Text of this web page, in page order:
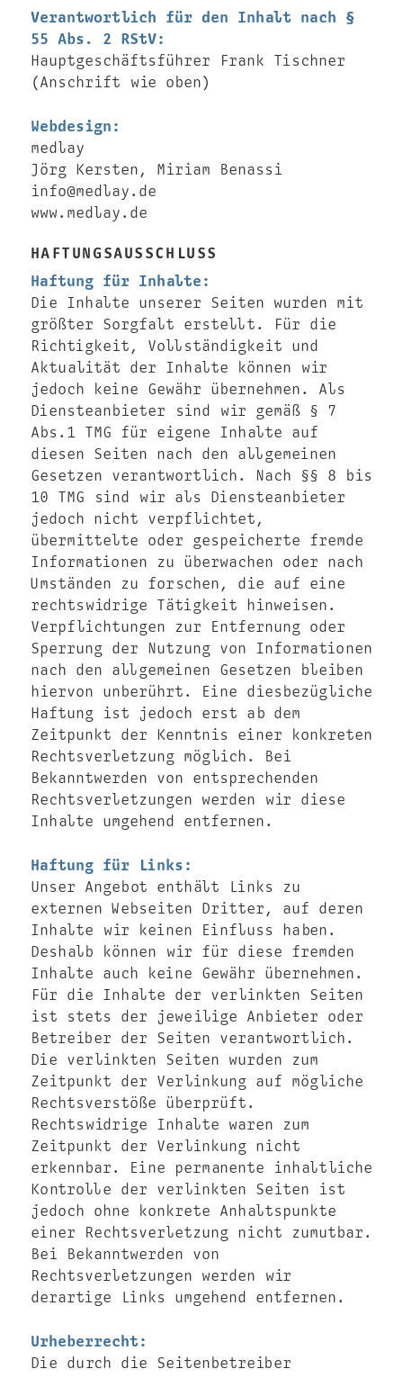
Verantwortlich für den Inhalt nach §
55 Abs. 2 RStV:
Hauptgeschäftsführer Frank Tischner
(Anschrift wie oben)
Webdesign:
medlay
Jörg Kersten, Miriam Benassi
info@medlay.de
www.medlay.de
HAFTUNGSAUSSCHLUSS
Haftung für Inhalte:
Die Inhalte unserer Seiten wurden mit
größter Sorgfalt erstellt. Für die
Richtigkeit, Vollständigkeit und
Aktualität der Inhalte können wir
jedoch keine Gewähr übernehmen. Als
Diensteanbieter sind wir gemäß § 7
Abs.1 TMG für eigene Inhalte auf
diesen Seiten nach den allgemeinen
Gesetzen verantwortlich. Nach §§ 8 bis
10 TMG sind wir als Diensteanbieter
jedoch nicht verpflichtet,
übermittelte oder gespeicherte fremde
Informationen zu überwachen oder nach
Umständen zu forschen, die auf eine
rechtswidrige Tätigkeit hinweisen.
Verpflichtungen zur Entfernung oder
Sperrung der Nutzung von Informationen
nach den allgemeinen Gesetzen bleiben
hiervon unberührt. Eine diesbezügliche
Haftung ist jedoch erst ab dem
Zeitpunkt der Kenntnis einer konkreten
Rechtsverletzung möglich. Bei
Bekanntwerden von entsprechenden
Rechtsverletzungen werden wir diese
Inhalte umgehend entfernen.
Haftung für Links:
Unser Angebot enthält Links zu
externen Webseiten Dritter, auf deren
Inhalte wir keinen Einfluss haben.
Deshalb können wir für diese fremden
Inhalte auch keine Gewähr übernehmen.
Für die Inhalte der verlinkten Seiten
ist stets der jeweilige Anbieter oder
Betreiber der Seiten verantwortlich.
Die verlinkten Seiten wurden zum
Zeitpunkt der Verlinkung auf mögliche
Rechtsverstöße überprüft.
Rechtswidrige Inhalte waren zum
Zeitpunkt der Verlinkung nicht
erkennbar. Eine permanente inhaltliche
Kontrolle der verlinkten Seiten ist
jedoch ohne konkrete Anhaltspunkte
einer Rechtsverletzung nicht zumutbar.
Bei Bekanntwerden von
Rechtsverletzungen werden wir
derartige Links umgehend entfernen.
Urheberrecht:
Die durch die Seitenbetreiber